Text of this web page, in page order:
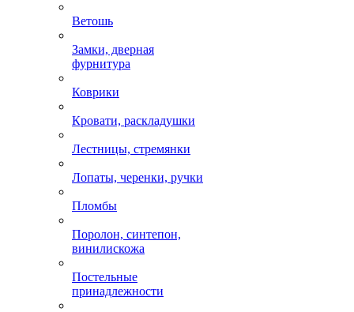
Ветошь
Замки, дверная
фурнитура
Коврики
Кровати, раскладушки
Лестницы, стремянки
Лопаты, черенки, ручки
Пломбы
Поролон, синтепон,
винилискожа
Постельные
принадлежности